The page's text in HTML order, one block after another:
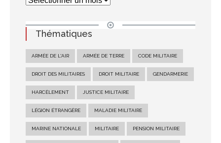
Thématiques
ARMÉE DE L'AIR ARMÉE DE TERRE CODE MILITAIRE
DROIT DES MILITAIRES DROIT MILITAIRE GENDARMERIE
HARCÈLEMENT JUSTICE MILITAIRE
LÉGION ÉTRANGÈRE MALADIE MILITAIRE
MARINE NATIONALE MILITAIRE PENSION MILITAIRE